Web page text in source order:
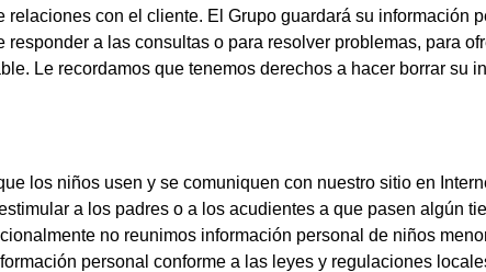
con el cliente. El Grupo guardará su información
a las consultas o para resolver problemas, para
Le recordamos que tenemos derechos a hacer borrar su
los niños usen y se comuniquen con nuestro sitio en
a los padres o a los acudientes a que pasen algún
no reunimos información personal de niños
personal conforme a las leyes y regulaciones